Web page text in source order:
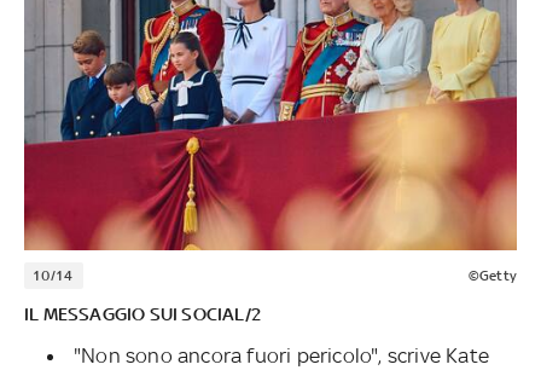
10/14 ©Getty
IL MESSAGGIO SUI SOCIAL/2
"Non sono ancora fuori pericolo", scrive Kate